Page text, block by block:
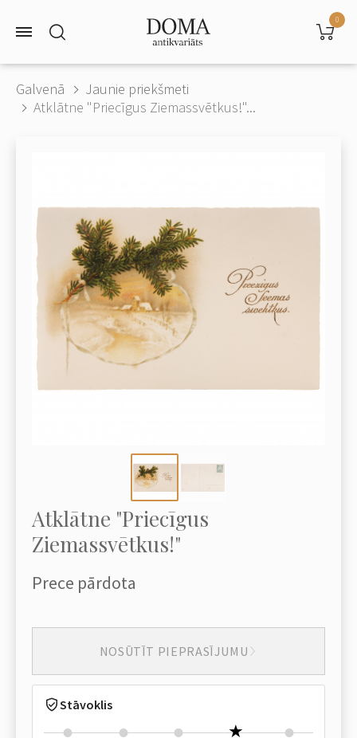
0
Galvenā
Jaunie priekšmeti
Atklātne "Priecīgus Ziemassvētkus!"...
Atklātne "Priecīgus
Ziemassvētkus!"
Prece pārdota
NOSŪTĪT PIEPRASĪJUMU
Stāvoklis